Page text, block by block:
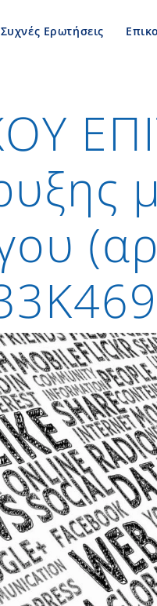
Συχνές Ερωτήσεις